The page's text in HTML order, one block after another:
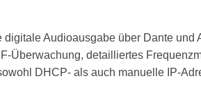
Audioausgabe über Dante und
Überwachung, detailliertes
DHCP- als auch manuelle IP-